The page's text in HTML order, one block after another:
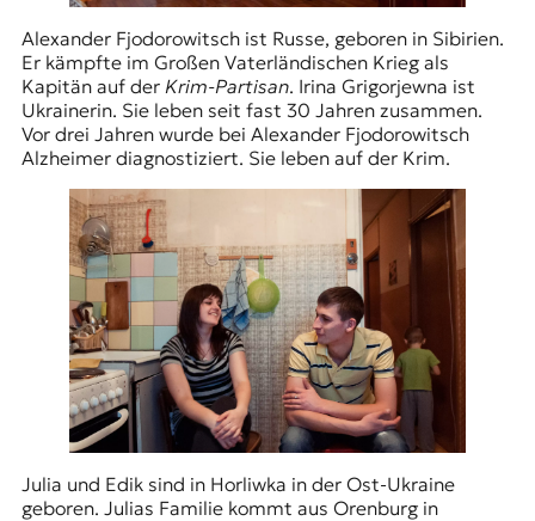
Alexander Fjodorowitsch ist Russe, geboren in Sibirien.
Er kämpfte im Großen Vaterländischen Krieg als
Kapitän auf der Krim-Partisan. Irina Grigorjewna ist
Ukrainerin. Sie leben seit fast 30 Jahren zusammen.
Vor drei Jahren wurde bei Alexander Fjodorowitsch
Alzheimer diagnostiziert. Sie leben auf der Krim.
Julia und Edik sind in Horliwka in der Ost-Ukraine
geboren. Julias Familie kommt aus Orenburg in